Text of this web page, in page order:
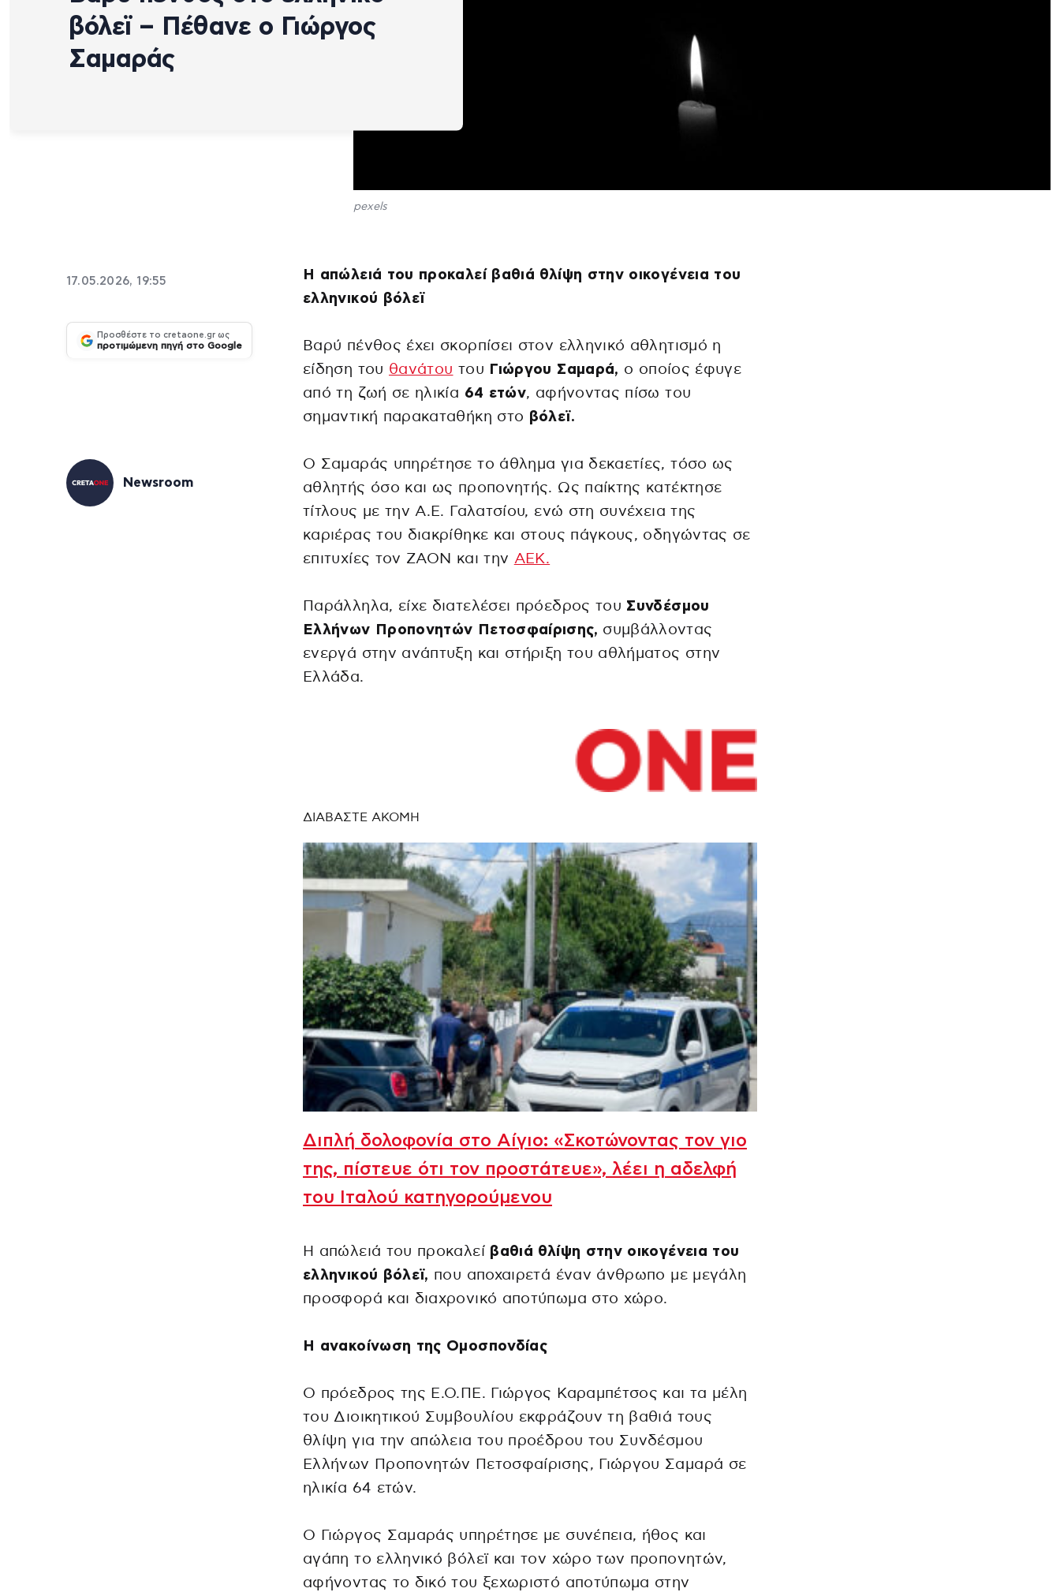
βόλεϊ – Πέθανε ο Γιώργος
Σαμαράς
pexels
17.05.2026, 19:55
Προσθέστε το cretaone.gr ως
προτιμώμενη πηγή στο Google
Newsroom
Η απώλειά του προκαλεί βαθιά θλίψη στην οικογένεια του
ελληνικού βόλεϊ
Βαρύ πένθος έχει σκορπίσει στον ελληνικό αθλητισμό η
είδηση του θανάτου του Γιώργου Σαμαρά, ο οποίος έφυγε
από τη ζωή σε ηλικία 64 ετών, αφήνοντας πίσω του
σημαντική παρακαταθήκη στο βόλεϊ.
Ο Σαμαράς υπηρέτησε το άθλημα για δεκαετίες, τόσο ως
αθλητής όσο και ως προπονητής. Ως παίκτης κατέκτησε
τίτλους με την Α.Ε. Γαλατσίου, ενώ στη συνέχεια της
καριέρας του διακρίθηκε και στους πάγκους, οδηγώντας σε
επιτυχίες τον ΖΑΟΝ και την ΑΕΚ.
Παράλληλα, είχε διατελέσει πρόεδρος του Συνδέσμου
Ελλήνων Προπονητών Πετοσφαίρισης, συμβάλλοντας
ενεργά στην ανάπτυξη και στήριξη του αθλήματος στην
Ελλάδα.
ΔΙΑΒΑΣΤΕ ΑΚΟΜΗ
Διπλή δολοφονία στο Αίγιο: «Σκοτώνοντας τον γιο
της, πίστευε ότι τον προστάτευε», λέει η αδελφή
του Ιταλού κατηγορούμενου
Η απώλειά του προκαλεί βαθιά θλίψη στην οικογένεια του
ελληνικού βόλεϊ, που αποχαιρετά έναν άνθρωπο με μεγάλη
προσφορά και διαχρονικό αποτύπωμα στο χώρο.
Η ανακοίνωση της Ομοσπονδίας
Ο πρόεδρος της Ε.Ο.ΠΕ. Γιώργος Καραμπέτσος και τα μέλη
του Διοικητικού Συμβουλίου εκφράζουν τη βαθιά τους
θλίψη για την απώλεια του προέδρου του Συνδέσμου
Ελλήνων Προπονητών Πετοσφαίρισης, Γιώργου Σαμαρά σε
ηλικία 64 ετών.
Ο Γιώργος Σαμαράς υπηρέτησε με συνέπεια, ήθος και
αγάπη το ελληνικό βόλεϊ και τον χώρο των προπονητών,
αφήνοντας το δικό του ξεχωριστό αποτύπωμα στην